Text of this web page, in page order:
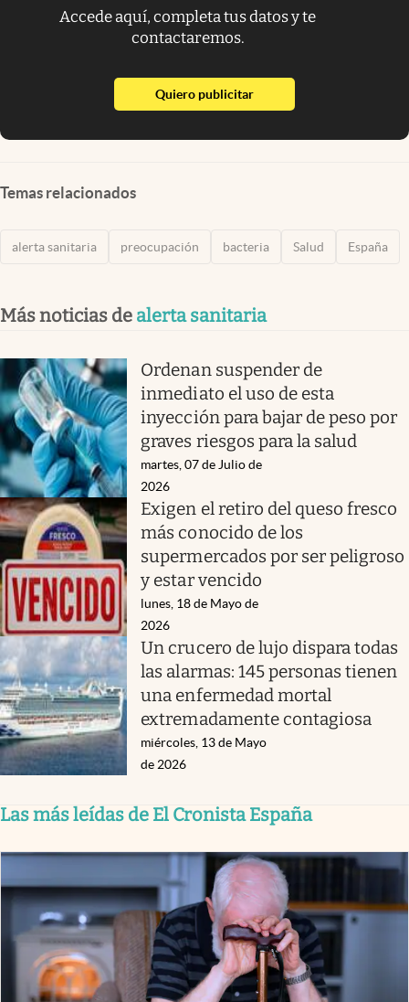
Accede aquí, completa tus datos y te
contactaremos.
Quiero publicitarabre en nueva pestaña
Temas relacionados
alerta sanitaria preocupación bacteria Salud España
Más noticias de alerta sanitaria
Ordenan suspender de
inmediato el uso de esta
inyección para bajar de peso por
graves riesgos para la salud
martes, 07 de Julio de
2026
Exigen el retiro del queso fresco
más conocido de los
supermercados por ser peligroso
y estar vencido
lunes, 18 de Mayo de
2026
Un crucero de lujo dispara todas
las alarmas: 145 personas tienen
una enfermedad mortal
extremadamente contagiosa
miércoles, 13 de Mayo
de 2026
Las más leídas de El Cronista España